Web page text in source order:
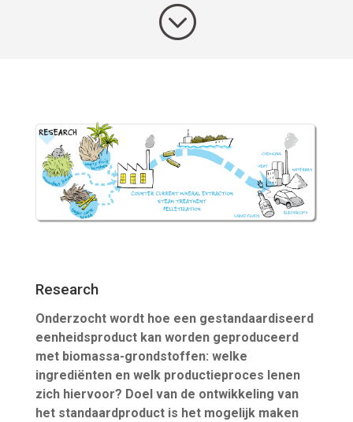
;
Research
Onderzocht wordt hoe een gestandaardiseerd
eenheidsproduct kan worden geproduceerd
met biomassa-grondstoffen: welke
ingrediënten en welk productieproces lenen
zich hiervoor? Doel van de ontwikkeling van
het standaardproduct is het mogelijk maken